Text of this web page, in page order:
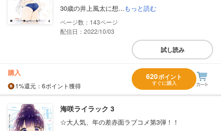
30歳の井上風太に想...もっと読む
143
配信日：2022/10/03
試し読み
購入
1%還元 ：6ポイント獲得
620ポイント
すぐに購入
海咲ライラック 3
☆大人気、年の差赤面ラブコメ第3弾！！